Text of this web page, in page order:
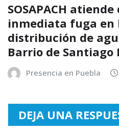
SOSAPACH
inmediata fuga en
distribución de
Barrio de
Presencia en Puebla
DEJA UNA